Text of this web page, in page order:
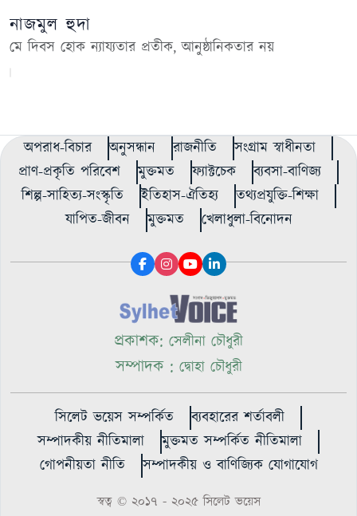
নাজমুল হুদা
মে দিবস হোক ন্যায্যতার প্রতীক, আনুষ্ঠানিকতার নয়
অপরাধ-বিচার অনুসন্ধান রাজনীতি
সংগ্রাম স্বাধীনতা
প্রাণ-প্রকৃতি পরিবেশ
মুক্তমত ফ্যাক্টচেক
ব্যবসা-বাণিজ্য
শিল্প-সাহিত্য-সংস্কৃতি
ইতিহাস-ঐতিহ্য
তথ্যপ্রযুক্তি-শিক্ষা
যাপিত-জীবন
মুক্তমত খেলাধুলা-বিনোদন
প্রকাশক: সেলীনা চৌধুরী
সম্পাদক : দ্বোহা চৌধুরী
সিলেট ভয়েস সম্পর্কিত
ব্যবহারের শর্তাবলী
সম্পাদকীয় নীতিমালা
মুক্তমত সম্পর্কিত নীতিমালা
গোপনীয়তা নীতি
সম্পাদকীয় ও বাণিজ্যিক যোগাযোগ
স্বত্ব © ২০১৭ - ২০২৫ সিলেট ভয়েস